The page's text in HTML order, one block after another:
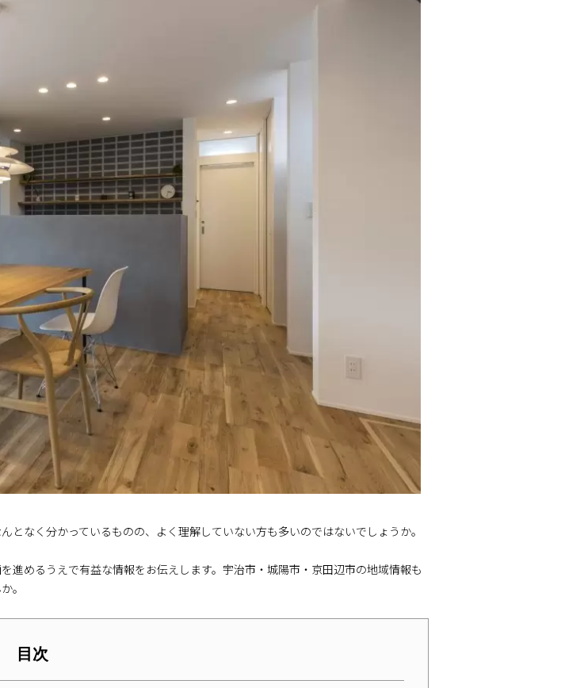
なく分かっているものの、よく理解していない方も多いのではないでしょうか。
進めるうえで有益な情報をお伝えします。宇治市・城陽市・京田辺市の地域情報も
。
目次